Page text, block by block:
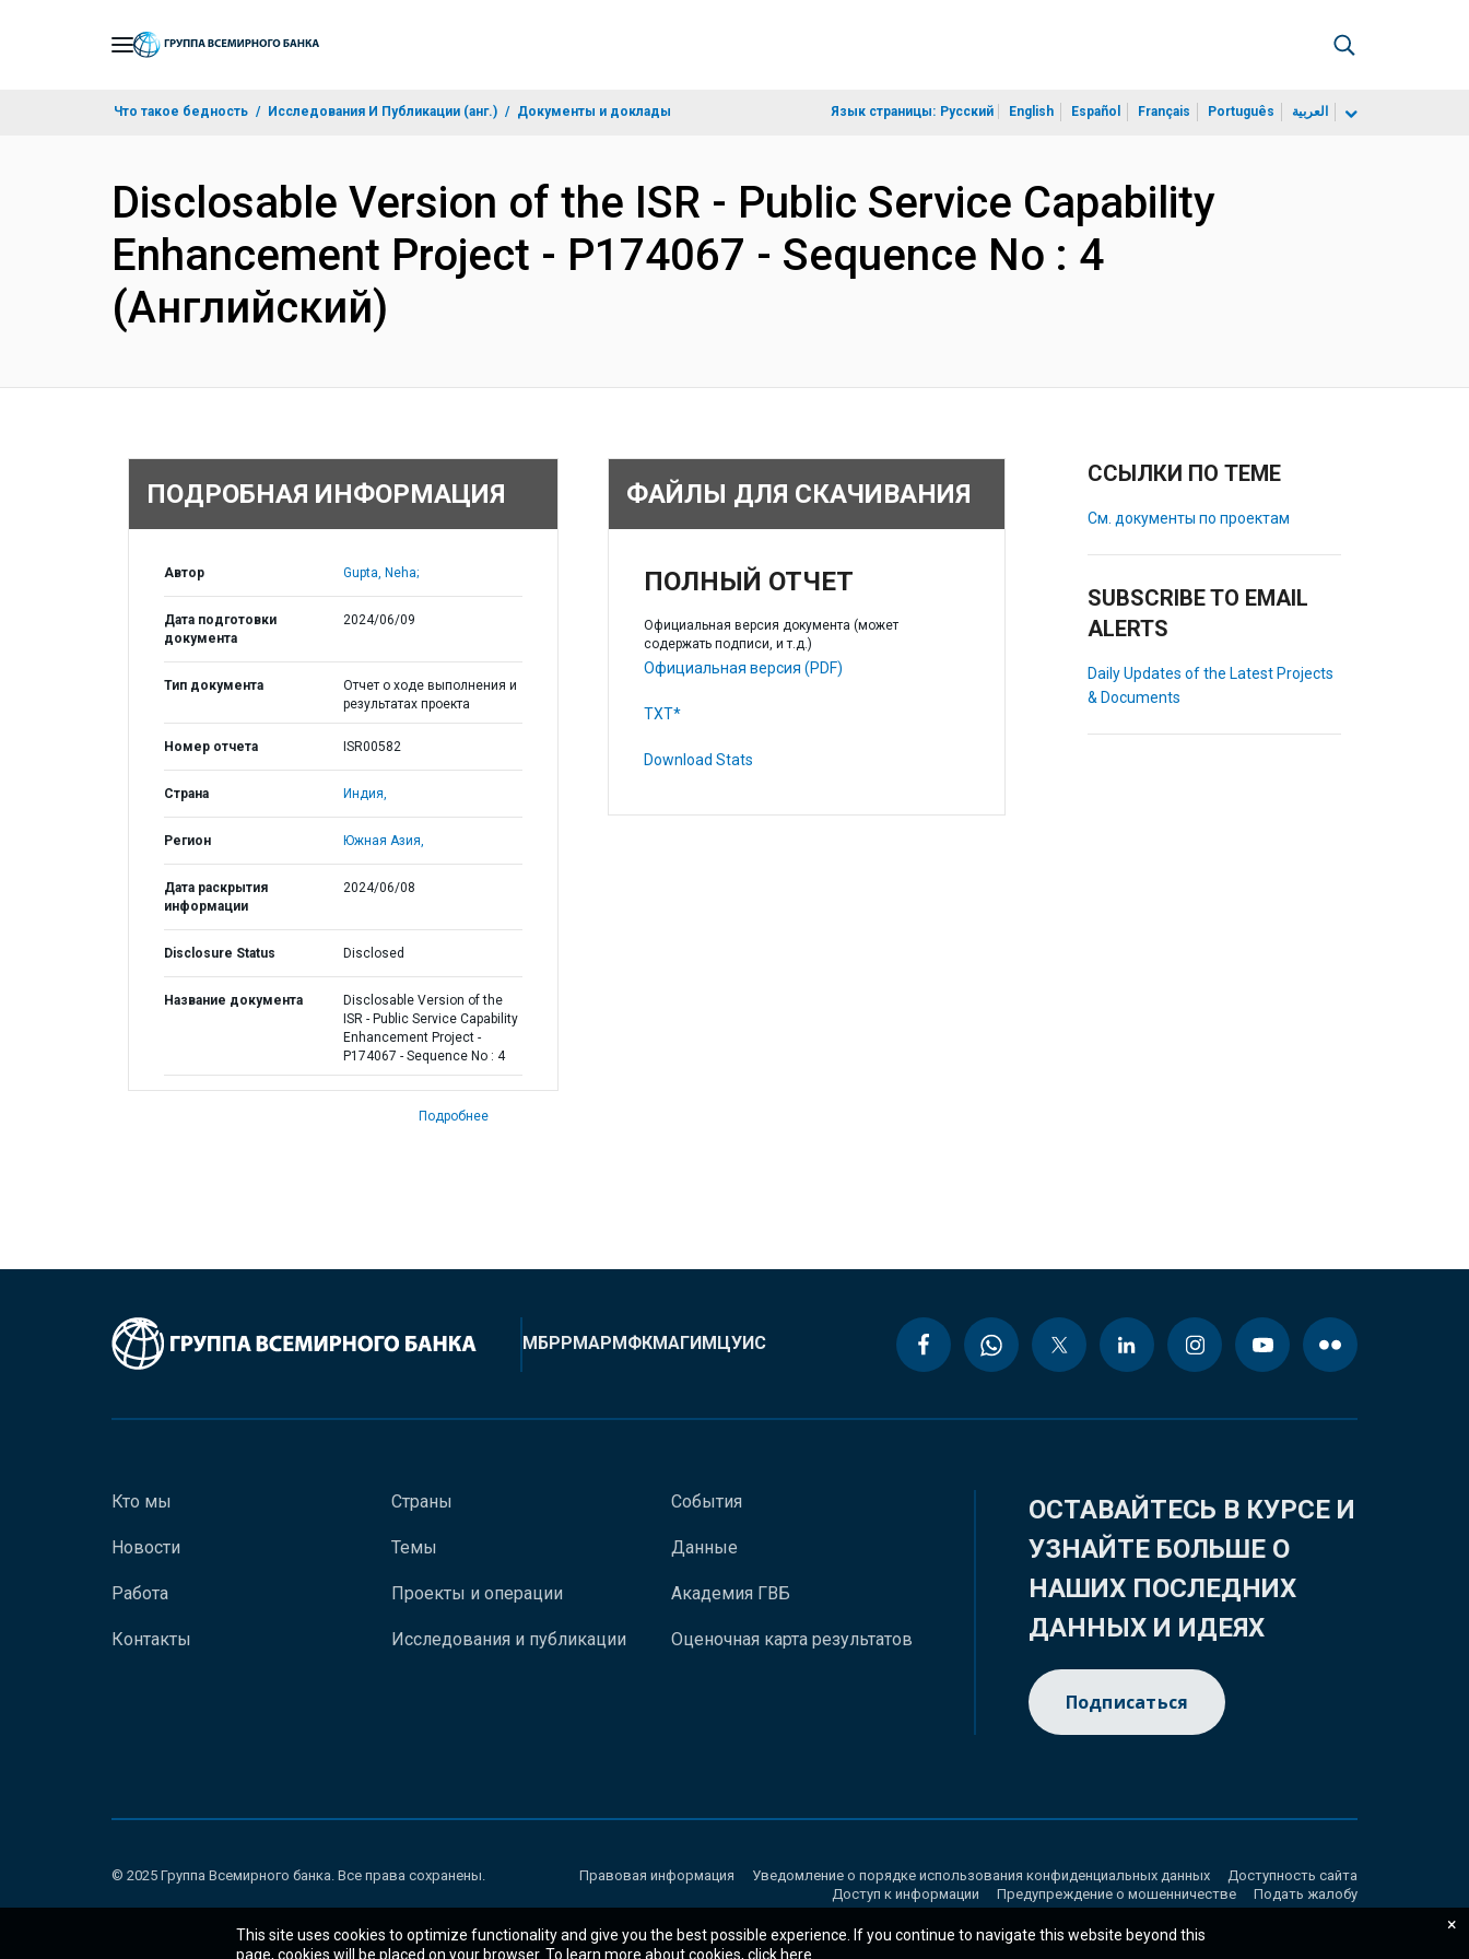
Что такое бедность Исследования И Публикации (анг.) Документы и доклады Язык страницы: Русский English Español Français Português العربية
Disclosable Version of the ISR - Public Service Capability
Enhancement Project - P174067 - Sequence No : 4
(Английский)
ПОДРОБНАЯ ИНФОРМАЦИЯ
Автор Gupta, Neha;
Дата подготовки
документа
2024/06/09
Тип документа
Отчет о ходе выполнения и
результатах проекта
Номер отчета ISR00582
Страна Индия,
Регион Южная Азия,
Дата раскрытия
информации
2024/06/08
Disclosure Status Disclosed
Название документа
Disclosable Version of the
ISR - Public Service Capability
Enhancement Project -
P174067 - Sequence No : 4
Подробнее
ФАЙЛЫ ДЛЯ СКАЧИВАНИЯ
ПОЛНЫЙ ОТЧЕТ
Официальная версия документа (может
содержать подписи, и т.д.)
Официальная версия (PDF)
TXT*
Download Stats
ССЫЛКИ ПО ТЕМЕ
См. документы по проектам
SUBSCRIBE TO EMAIL
ALERTS
Daily Updates of the Latest Projects
& Documents
МБРРМАРМФКМАГИМЦУИС
Кто мы
Новости
Работа
Контакты
Страны
Темы
Проекты и операции
Исследования и публикации
События
Данные
Академия ГВБ
Оценочная карта результатов
ОСТАВАЙТЕСЬ В КУРСЕ И
УЗНАЙТЕ БОЛЬШЕ О
НАШИХ ПОСЛЕДНИХ
ДАННЫХ И ИДЕЯХ
Подписаться
© 2025 Группа Всемирного банка. Все права сохранены. Правовая информация Уведомление о порядке использования конфиденциальных данных
Доступность сайта
Доступ к информации
Предупреждение о мошенничестве Подать жалобу
This site uses cookies to optimize functionality and give you the best possible experience. If you continue to navigate this website beyond this
page, cookies will be placed on your browser. To learn more about cookies, click here
×